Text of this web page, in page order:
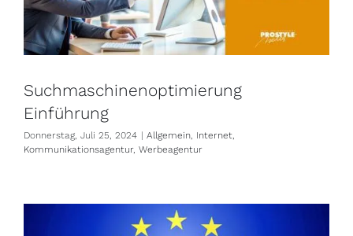
Suchmaschinenoptimierung
Einführung
Donnerstag, Juli 25, 2024 | Allgemein Internet
Kommunikationsagentur, Werbeagentur